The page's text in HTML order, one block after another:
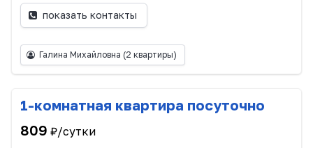
показать контакты
Галина Михайловна (2 квартиры)
1-комнатная квартира посуточно
809 ₽/сутки